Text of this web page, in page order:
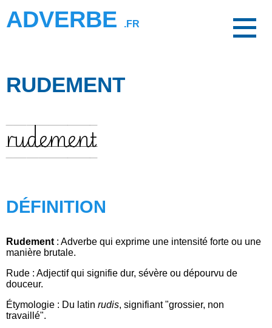
ADVERBE .FR
RUDEMENT
rudement
DÉFINITION
Rudement : Adverbe qui exprime une intensité forte ou une
manière brutale.
Rude : Adjectif qui signifie dur, sévère ou dépourvu de
douceur.
Étymologie : Du latin rudis, signifiant "grossier, non
travaillé".